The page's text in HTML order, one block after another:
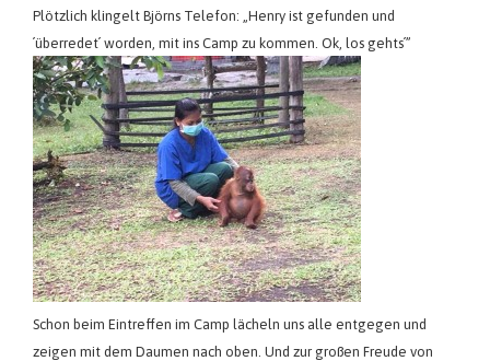
Plötzlich klingelt Björns Telefon: „Henry ist gefunden und
´überredet´ worden, mit ins Camp zu kommen. Ok, los gehts´”
Schon beim Eintreffen im Camp lächeln uns alle entgegen und
zeigen mit dem Daumen nach oben. Und zur großen Freude von